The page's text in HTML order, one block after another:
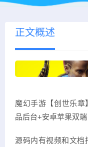
正文概述
魔幻手游【创世乐章
品后台+安卓苹果双端
源码内有视频和文档